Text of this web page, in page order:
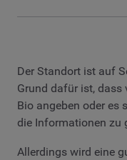
Der Standort ist auf
Grund dafür ist, dass
Bio angeben oder es
die Informationen zu
Allerdings wird eine